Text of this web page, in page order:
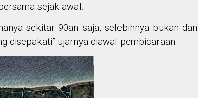
sejak awal.
sekitar 90an saja, selebihnya bukan dan
disepakati” ujarnya diawal pembicaraan.